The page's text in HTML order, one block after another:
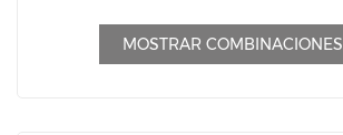
MOSTRAR COMBINACIONES